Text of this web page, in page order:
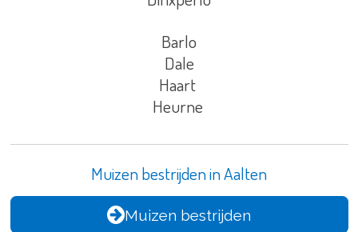
Barlo
Dale
Haart
Heurne
Muizen bestrijden in Aalten
Muizen bestrijden